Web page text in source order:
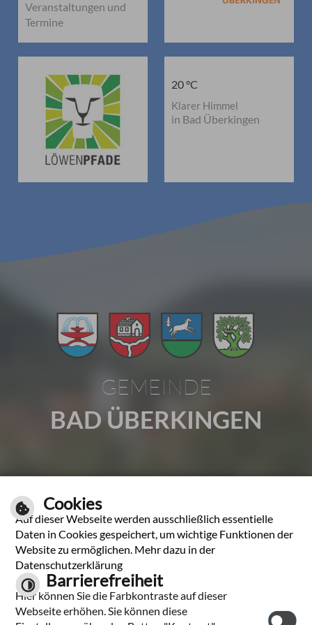
Veranstaltungen und
Termine
20 °C
Klarer Himmel
in Bad Überkingen
GEMEINDE
BAD ÜBERKINGEN
Tel.: 07331 2009-0 | Fax: 07331 2009-37
E-Mail schreiben
Unsere Öffnungszeiten
Leichte Sprache
Cookies
Auf dieser Webseite werden ausschließlich essentielle
Daten in Cookies gespeichert, um wichtige Funktionen der
Website zu ermöglichen. Mehr dazu in der
Datenschutzerklärung
Barrierefreiheit
Hier können Sie die Farbkontraste auf dieser
Webseite erhöhen. Sie können diese